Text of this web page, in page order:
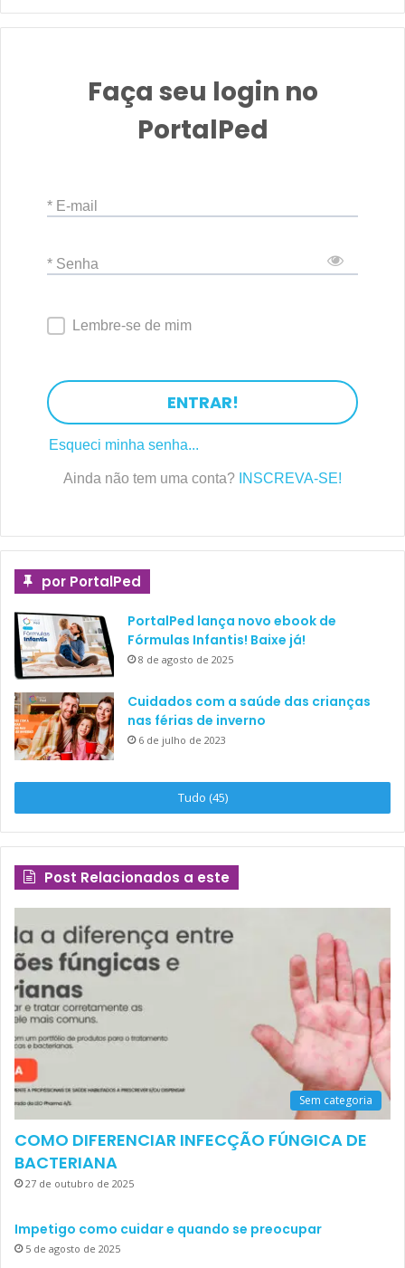
Faça seu login no
PortalPed
* E-mail
* Senha
Lembre-se de mim
ENTRAR!
Esqueci minha senha...
Ainda não tem uma conta? INSCREVA-SE!
por PortalPed
PortalPed lança novo ebook de
Fórmulas Infantis! Baixe já!
8 de agosto de 2025
Cuidados com a saúde das crianças
nas férias de inverno
6 de julho de 2023
Tudo (45)
Post Relacionados a este
Sem categoria
COMO DIFERENCIAR INFECÇÃO FÚNGICA DE
BACTERIANA
27 de outubro de 2025
Impetigo como cuidar e quando se preocupar
5 de agosto de 2025